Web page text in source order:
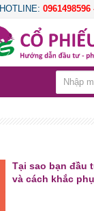
HOTLINE: 0961498596
Tại sao bạn đầu
và cách khắc